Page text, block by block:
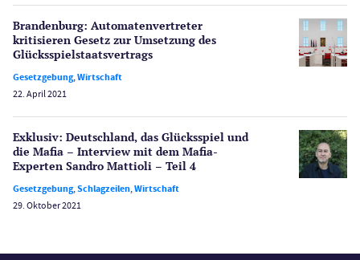
Spielerschutz
Sport
Wetten
Wirtschaft
Casino Testberichte
Bonus Ohne Einzahlung
Brandenburg: Automaten­vertreter
kritisieren Gesetz zur Umsetzung des
Glücksspiel­staatsvertrags
Gesetzgebung,Wirtschaft
22. April 2021
Exklusiv: Deutschland, das Glücksspiel und
die Mafia – Interview mit dem Mafia-
Experten Sandro Mattioli – Teil 4
Gesetzgebung,Schlagzeilen,Wirtschaft
29. Oktober 2021